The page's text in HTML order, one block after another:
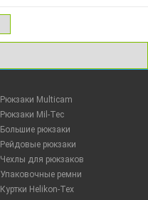
Рюкзаки Multicam
Рюкзаки Mil-Tec
Большие рюкзаки
Рейдовые рюкзаки
Чехлы для рюкзаков
Упаковочные ремни
Куртки Helikon-Tex